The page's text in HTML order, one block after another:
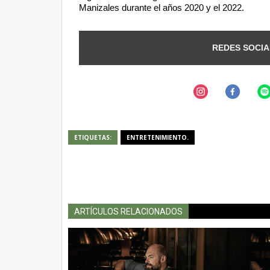
Manizales durante el años 2020 y el 2022.
REDES
ETIQUETAS: ENTRETENIMIENTO.
ARTÍCULOS RELACIONADOS